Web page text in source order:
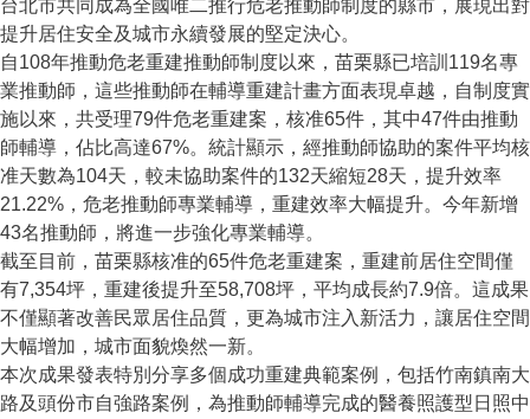
台北市共同成為全國唯二推行危老推動師制度的縣市，展現出對
提升居住安全及城市永續發展的堅定決心。
自108年推動危老重建推動師制度以來，苗栗縣已培訓119名專
業推動師，這些推動師在輔導重建計畫方面表現卓越，自制度實
施以來，共受理79件危老重建案，核准65件，其中47件由推動
師輔導，佔比高達67%。統計顯示，經推動師協助的案件平均核
准天數為104天，較未協助案件的132天縮短28天，提升效率
21.22%，危老推動師專業輔導，重建效率大幅提升。今年新增
43名推動師，將進一步強化專業輔導。
截至目前，苗栗縣核准的65件危老重建案，重建前居住空間僅
有7,354坪，重建後提升至58,708坪，平均成長約7.9倍。這成果
不僅顯著改善民眾居住品質，更為城市注入新活力，讓居住空間
大幅增加，城市面貌煥然一新。
本次成果發表特別分享多個成功重建典範案例，包括竹南鎮南大
路及頭份市自強路案例，為推動師輔導完成的醫養照護型日照中